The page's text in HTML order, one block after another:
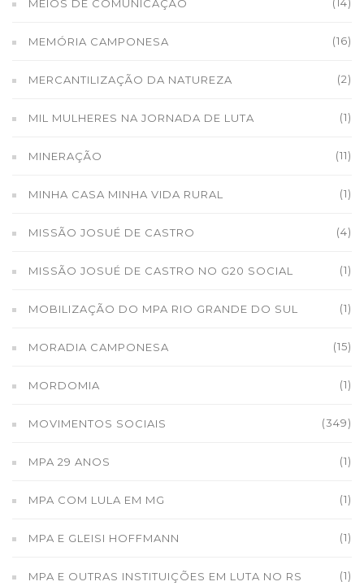
MEIOS DE COMUNICAÇÃO
MEMÓRIA CAMPONESA (16)
MERCANTILIZAÇÃO DA NATUREZA (2)
MIL MULHERES NA JORNADA DE LUTA (1)
MINERAÇÃO (11)
MINHA CASA MINHA VIDA RURAL (1)
MISSÃO JOSUÉ DE CASTRO (4)
MISSÃO JOSUÉ DE CASTRO NO G20 SOCIAL (1)
MOBILIZAÇÃO DO MPA RIO GRANDE DO SUL (1)
MORADIA CAMPONESA (15)
MORDOMIA (1)
MOVIMENTOS SOCIAIS (349)
MPA 29 ANOS (1)
MPA COM LULA EM MG (1)
MPA E GLEISI HOFFMANN (1)
MPA E OUTRAS INSTITUIÇÕES EM LUTA NO RS (1)